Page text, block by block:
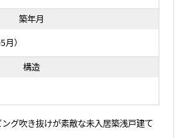
築年月
）
構造
グ吹き抜けが素敵な未入居築浅戸建て